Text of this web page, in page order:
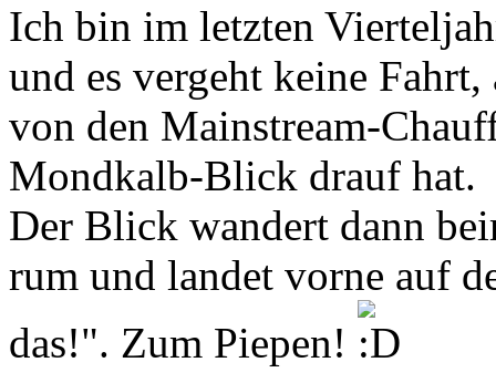
Ich bin im letzten
und es vergeht keine
von den Mainstream-
Mondkalb-Blick drauf hat.
Der Blick wandert dann
rum und landet vorne auf
das!". Zum Piepen!